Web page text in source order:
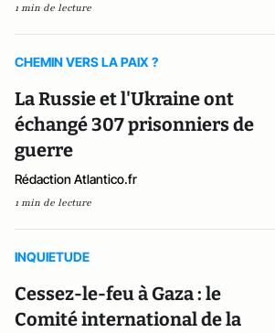
1 min de lecture
CHEMIN VERS LA PAIX ?
La Russie et l'Ukraine ont
échangé 307 prisonniers de
guerre
Rédaction Atlantico.fr
1 min de lecture
INQUIETUDE
Cessez-le-feu à Gaza : le
Comité international de la